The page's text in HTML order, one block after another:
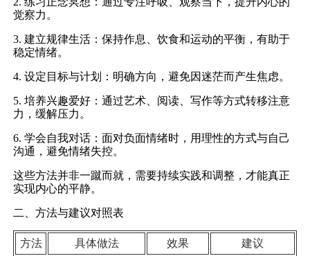
觉察力。
3. 建立规律生活：保持作息、饮食和运动的平衡，有助于
稳定情绪。
4. 设定目标与计划：明确方向，避免因迷茫而产生焦虑。
5. 培养兴趣爱好：通过艺术、阅读、写作等方式转移注意
力，缓解压力。
6. 学会自我对话：面对负面情绪时，用理性的方式与自己
沟通，避免情绪失控。
这些方法并非一蹴而就，需要持续实践和调整，才能真正
实现内心的平静。
二、方法与建议对照表
方法 具体做法 效果
建议